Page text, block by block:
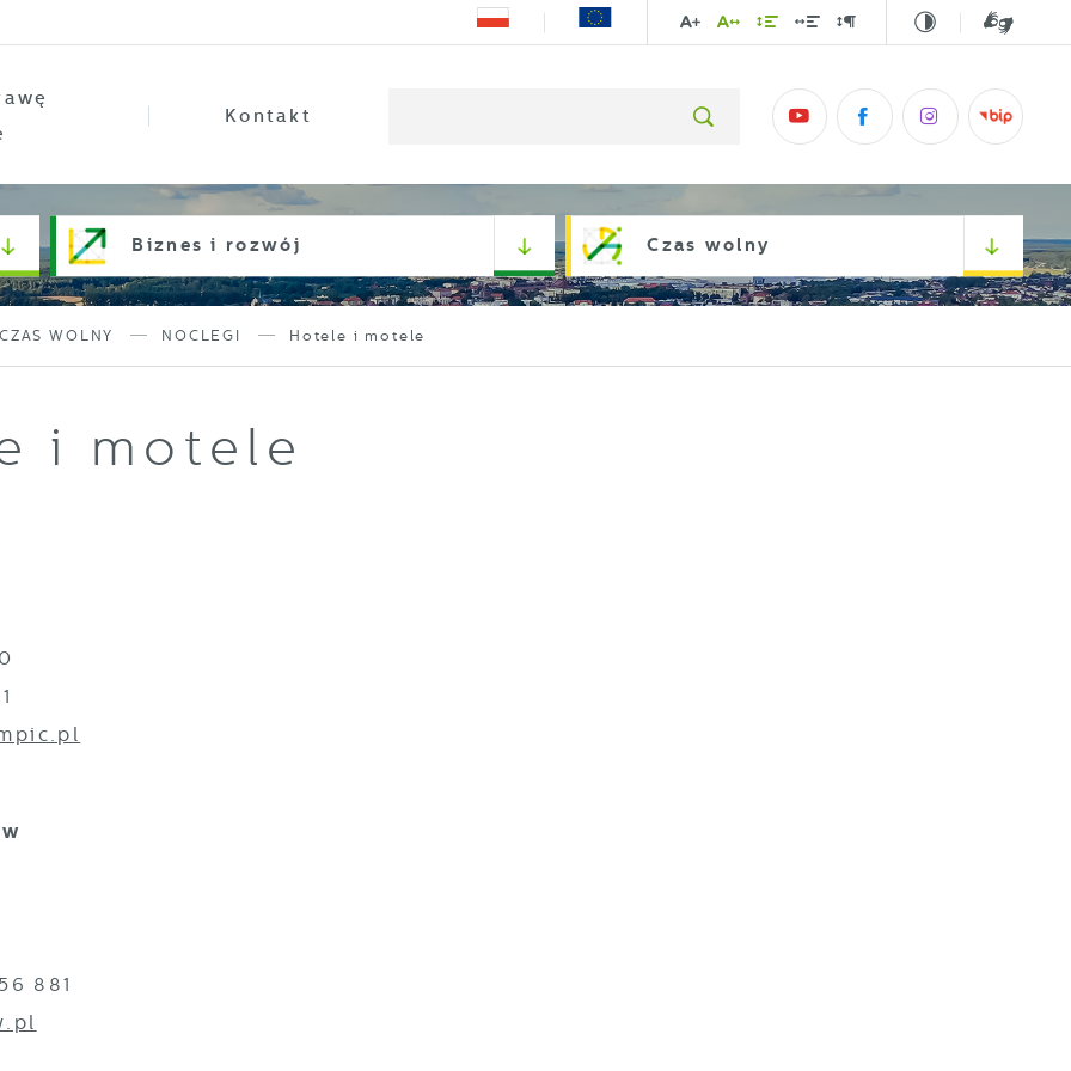
Kontakt
Biznes i rozwój Czas wolny
CZAS WOLNY NOCLEGI Hotele i motele
i motele
881